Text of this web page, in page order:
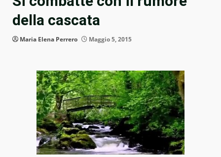
della cascata
Maria Elena Perrero Maggio 5, 2015